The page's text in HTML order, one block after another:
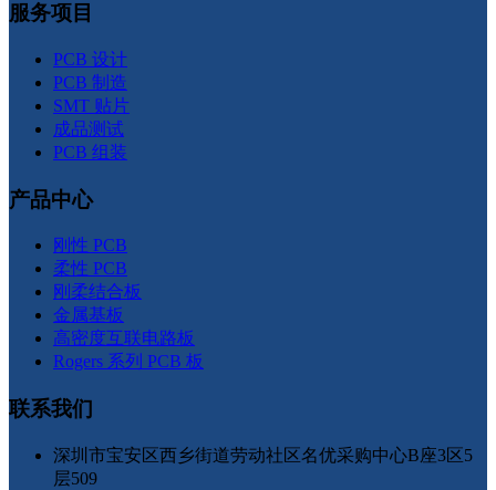
服务项目
PCB 设计
PCB 制造
SMT 贴片
成品测试
PCB 组装
产品中心
刚性 PCB
柔性 PCB
刚柔结合板
金属基板
高密度互联电路板
Rogers 系列 PCB 板
联系我们
深圳市宝安区西乡街道劳动社区名优采购中心B座3区5
层509